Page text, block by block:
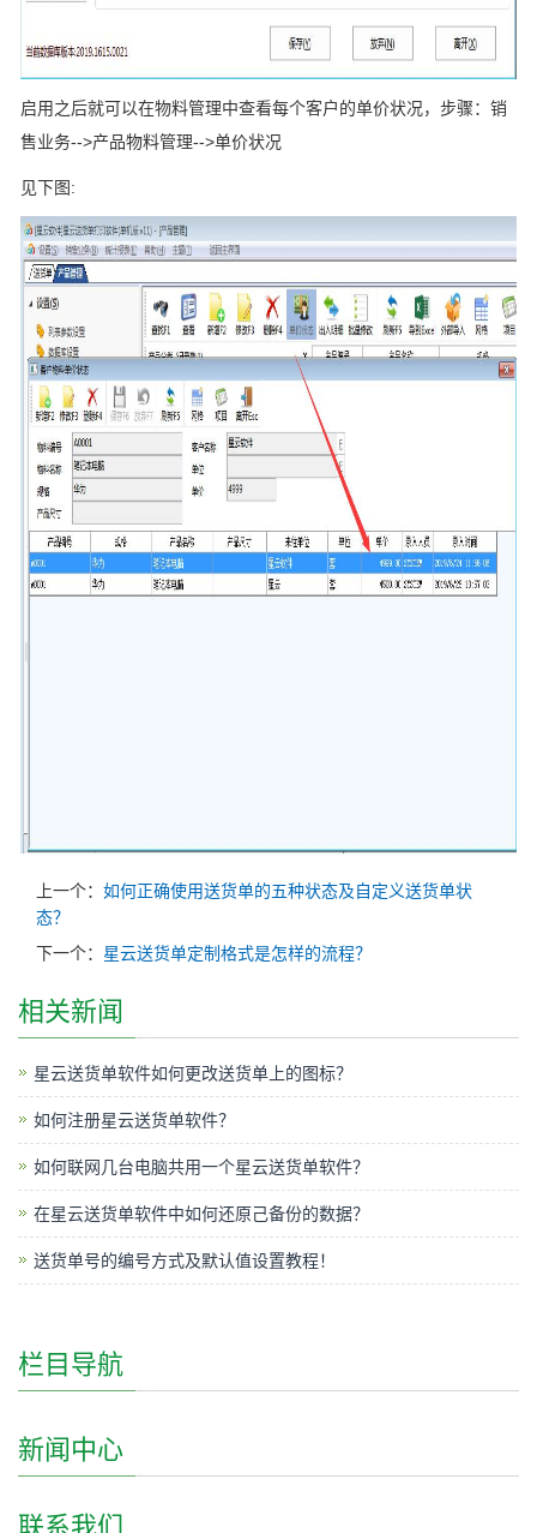
启用之后就可以在物料管理中查看每个客户的单价状况，步骤：销
售业务-->产品物料管理-->单价状况
见下图:
上一个： 如何正确使用送货单的五种状态及自定义送货单状
态？
下一个： 星云送货单定制格式是怎样的流程？
相关新闻
星云送货单软件如何更改送货单上的图标？
如何注册星云送货单软件？
如何联网几台电脑共用一个星云送货单软件？
在星云送货单软件中如何还原己备份的数据？
送货单号的编号方式及默认值设置教程！
栏目导航
新闻中心
联系我们